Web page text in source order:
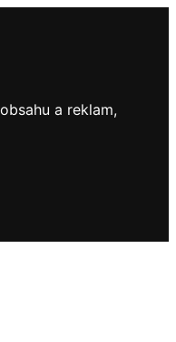
a reklam,